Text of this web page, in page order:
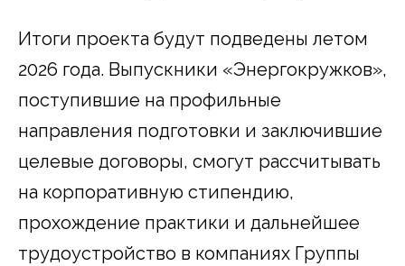
Итоги проекта будут подведены летом
2026 года. Выпускники «Энергокружков»,
поступившие на профильные
направления подготовки и заключившие
целевые договоры, смогут рассчитывать
на корпоративную стипендию,
прохождение практики и дальнейшее
трудоустройство в компаниях Группы